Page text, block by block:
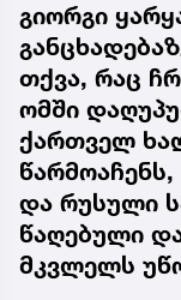
გიორგი
თქვა, რაც
ომში
ქართველ
წარმოაჩენს,
და რუსული
წაღებული
მკვლელს